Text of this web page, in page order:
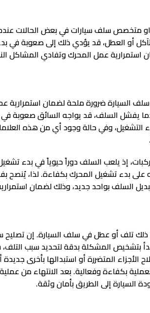
او متخصص سلف سيارات في بعض الحالات
أو العطل، قد يؤدي ذلك إلى صعوبة
استمرارية عمل المحرك وتفادي المشاكل
سلف السيارة ضرورة ملحة لضمان
يفشل السلف، قد يواجه السائق صعوبة في
التشغيل، وفي حالة وجود أي من هذه
إذ يلعب السلف دوراً حيوياً في بدء
على بدء تشغيل المحرك بكفاءة. لذا،
السلف بواحد جديد، وذلك لضمان
تلف أو عطل في سلف السيارة. إن تصليح
بتشخيص المشكلة بدقة لتحديد سبب
الأجزاء المتضررة أو استبدالها بأخرى
بكفاءة وفعالية. بعد الانتهاء من
إلى الطريق بأمان وثقة.